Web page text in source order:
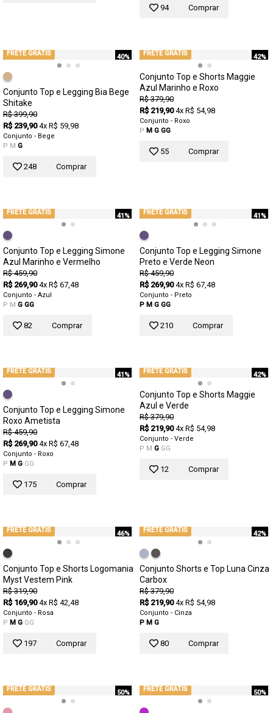
94 Comprar
40%
FRETE GRÁTIS
Conjunto Top e Legging Bia Bege
Shitake
R$ 399,90
R$ 239,90 4x R$ 59,98
Conjunto - Bege
P M G
248 Comprar
42%
FRETE GRÁTIS
Conjunto Top e Shorts Maggie
Azul Marinho e Roxo
R$ 379,90
R$ 219,90 4x R$ 54,98
Conjunto - Roxo
P M G GG
55 Comprar
41%
FRETE GRÁTIS
Conjunto Top e Legging Simone
Azul Marinho e Vermelho
R$ 459,90
R$ 269,90 4x R$ 67,48
Conjunto - Azul
P M G GG
82 Comprar
41%
FRETE GRÁTIS
Conjunto Top e Legging Simone
Preto e Verde Neon
R$ 459,90
R$ 269,90 4x R$ 67,48
Conjunto - Preto
P M G GG
210 Comprar
41%
FRETE GRÁTIS
Conjunto Top e Legging Simone
Roxo Ametista
R$ 459,90
R$ 269,90 4x R$ 67,48
Conjunto - Roxo
P M G GG
175 Comprar
42%
FRETE GRÁTIS
Conjunto Top e Shorts Maggie
Azul e Verde
R$ 379,90
R$ 219,90 4x R$ 54,98
Conjunto - Verde
P M G GG
12 Comprar
46%
FRETE GRÁTIS
Conjunto Top e Shorts Logomania
Myst Vestem Pink
R$ 319,90
R$ 169,90 4x R$ 42,48
Conjunto - Rosa
P M G GG
197 Comprar
42%
FRETE GRÁTIS
Conjunto Shorts e Top Luna Cinza
Carbox
R$ 379,90
R$ 219,90 4x R$ 54,98
Conjunto - Cinza
P M G
80 Comprar
50%
FRETE GRÁTIS 50%
FRETE GRÁTIS